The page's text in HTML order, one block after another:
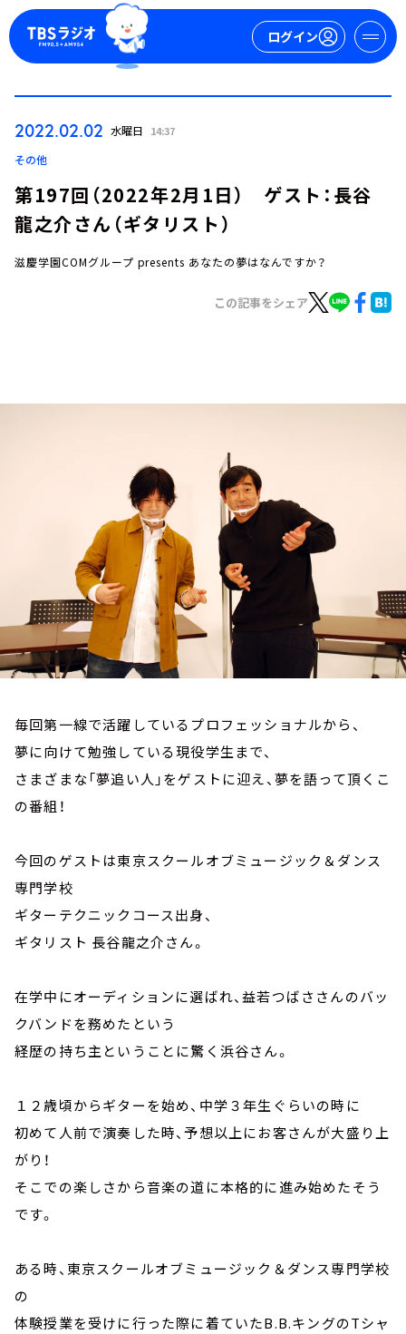
ログイン
2022.02.02 水曜日 14:37
その他
第197回（2022年2月1日） ゲスト：長谷
龍之介さん（ギタリスト）
滋慶学園COMグループ presents あなたの夢はなんですか？
この記事をシェア
毎回第一線で活躍しているプロフェッショナルから、
夢に向けて勉強している現役学生まで、
さまざまな「夢追い人」をゲストに迎え、夢を語って頂くこ
の番組！
今回のゲストは東京スクールオブミュージック＆ダンス
専門学校
ギターテクニックコース出身、
ギタリスト 長谷龍之介さん。
在学中にオーディションに選ばれ、益若つばささんのバッ
クバンドを務めたという
経歴の持ち主ということに驚く浜谷さん。
１２歳頃からギターを始め、中学３年生ぐらいの時に
初めて人前で演奏した時、予想以上にお客さんが大盛り上
がり！
そこでの楽しさから音楽の道に本格的に進み始めたそう
です。
ある時、東京スクールオブミュージック＆ダンス専門学校
の
体験授業を受けに行った際に着ていたB.B.キングのTシャ